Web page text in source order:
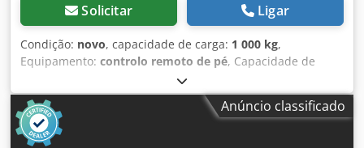
Solicitar Ligar
Condição: novo, capacidade de carga: 1 000 kg,
Equipamento: controlo remoto de pé, Capacidade de
carga de 1000 kg, conjunto completo incluindo controle
remoto manual e duplo por pedal (disponível de 600 kg a
10.000 kg) Mesa rotativa de solda de 3 eixos com ajuste de
altura com furo passante de 200 mm Diâmetro do prato
Anúncio classificado